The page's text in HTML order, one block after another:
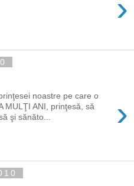
›
›
noastre pe care o
MULŢI ANI, prinţesă, să
şi sănăto...